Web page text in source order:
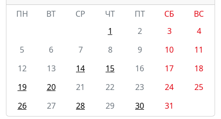
ПН
ВТ СР ЧТ ПТ СБ
ВС
1
2 3
4
5
6 7 8 9 10
11
12
13 14 15 16 17
18
19
20 21 22 23 24
25
26
27 28 29 30 31